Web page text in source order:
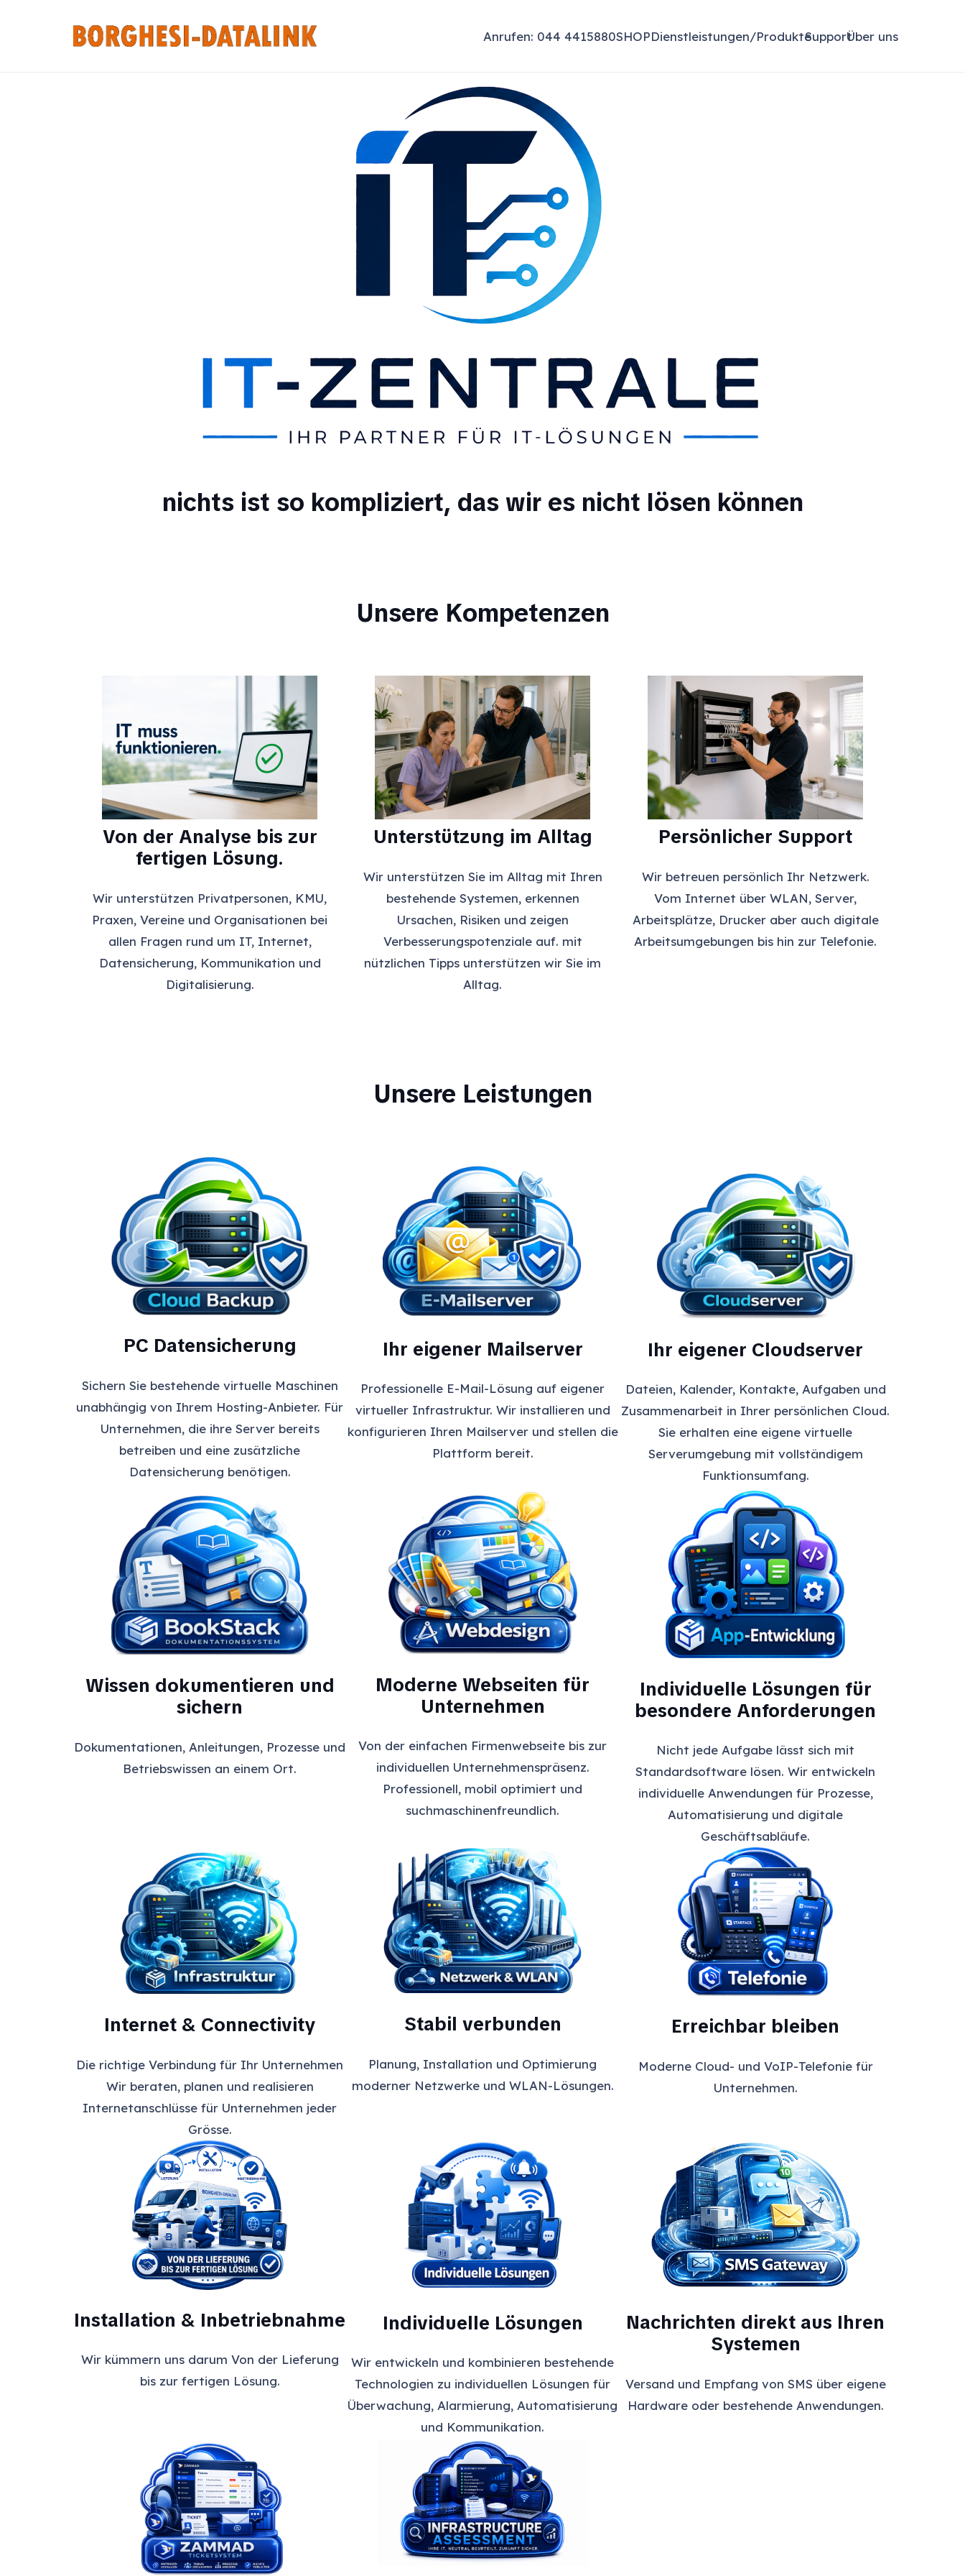
Anrufen: 044 4415880SHOPDienstleistungen/ProdukteSupportÜber uns
nichts ist so kompliziert, das wir es nicht lösen können
Unsere Kompetenzen
Von der Analyse bis zur
fertigen Lösung.
Wir unterstützen Privatpersonen, KMU,
Praxen, Vereine und Organisationen bei
allen Fragen rund um IT, Internet,
Datensicherung, Kommunikation und
Digitalisierung.
Unterstützung im Alltag
Wir unterstützen Sie im Alltag mit Ihren
bestehende Systemen, erkennen
Ursachen, Risiken und zeigen
Verbesserungspotenziale auf. mit
nützlichen Tipps unterstützen wir Sie im
Alltag.
Persönlicher Support
Wir betreuen persönlich Ihr Netzwerk.
Vom Internet über WLAN, Server,
Arbeitsplätze, Drucker aber auch digitale
Arbeitsumgebungen bis hin zur Telefonie.
Unsere Leistungen
PC Datensicherung
Sichern Sie bestehende virtuelle Maschinen
unabhängig von Ihrem Hosting-Anbieter. Für
Unternehmen, die ihre Server bereits
betreiben und eine zusätzliche
Datensicherung benötigen.
Ihr eigener Mailserver
Professionelle E-Mail-Lösung auf eigener
virtueller Infrastruktur. Wir installieren und
konfigurieren Ihren Mailserver und stellen die
Plattform bereit.
Ihr eigener Cloudserver
Dateien, Kalender, Kontakte, Aufgaben und
Zusammenarbeit in Ihrer persönlichen Cloud.
Sie erhalten eine eigene virtuelle
Serverumgebung mit vollständigem
Funktionsumfang.
Wissen dokumentieren und
sichern
Dokumentationen, Anleitungen, Prozesse und
Betriebswissen an einem Ort.
Moderne Webseiten für
Unternehmen
Von der einfachen Firmenwebseite bis zur
individuellen Unternehmenspräsenz.
Professionell, mobil optimiert und
suchmaschinenfreundlich.
Individuelle Lösungen für
besondere Anforderungen
Nicht jede Aufgabe lässt sich mit
Standardsoftware lösen. Wir entwickeln
individuelle Anwendungen für Prozesse,
Automatisierung und digitale
Geschäftsabläufe.
Internet & Connectivity
Die richtige Verbindung für Ihr Unternehmen
Wir beraten, planen und realisieren
Internetanschlüsse für Unternehmen jeder
Grösse.
Stabil verbunden
Planung, Installation und Optimierung
moderner Netzwerke und WLAN-Lösungen.
Erreichbar bleiben
Moderne Cloud- und VoIP-Telefonie für
Unternehmen.
Installation & Inbetriebnahme
Wir kümmern uns darum Von der Lieferung
bis zur fertigen Lösung.
Individuelle Lösungen
Wir entwickeln und kombinieren bestehende
Technologien zu individuellen Lösungen für
Überwachung, Alarmierung, Automatisierung
und Kommunikation.
Nachrichten direkt aus Ihren
Systemen
Versand und Empfang von SMS über eigene
Hardware oder bestehende Anwendungen.